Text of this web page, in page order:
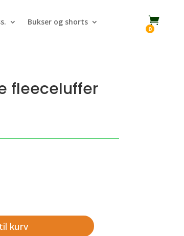
Bukser og shorts 
0
fleeceluffer
kurv